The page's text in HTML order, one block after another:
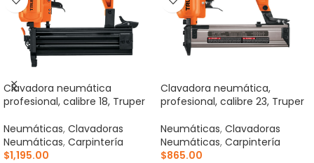
Clavadora neumática
profesional, calibre 18, Truper
Neumáticas, Clavadoras
Neumáticas, Carpintería
$1,195.00
Clavadora neumática,
profesional, calibre 23, Truper
Neumáticas, Clavadoras
Neumáticas, Carpintería
$865.00